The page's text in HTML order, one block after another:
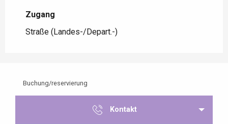
Zugang
Zugang
Straße (Landes-/Depart.-)
Buchung/reservierung
Kontakt